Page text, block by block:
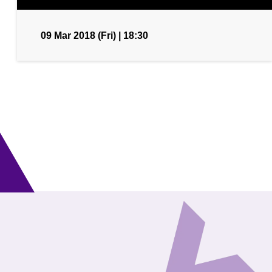
09 Mar 2018 (Fri) | 18:30